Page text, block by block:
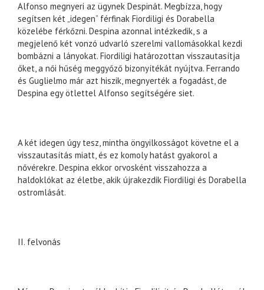
Alfonso megnyeri az ügynek Despinát. Megbízza, hogy
segítsen két „idegen” férfinak Fiordiligi és Dorabella
közelébe férkőzni. Despina azonnal intézkedik, s a
megjelenő két vonzó udvarló szerelmi vallomásokkal kezdi
bombázni a lányokat. Fiordiligi határozottan visszautasítja
őket, a női hűség meggyőző bizonyítékát nyújtva. Ferrando
és Guglielmo már azt hiszik, megnyerték a fogadást, de
Despina egy ötlettel Alfonso segítségére siet.
A két idegen úgy tesz, mintha öngyilkosságot követne el a
visszautasítás miatt, és ez komoly hatást gyakorol a
nővérekre. Despina ekkor orvosként visszahozza a
haldoklókat az életbe, akik újrakezdik Fiordiligi és Dorabella
ostromlását.
II. felvonás